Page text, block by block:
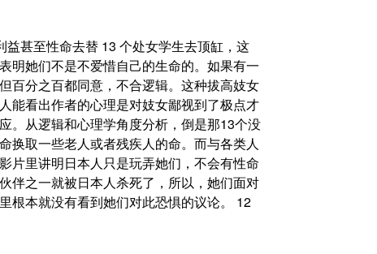
甚至性命去替 13 个处女学生去顶缸，这
明她们不是不爱惜自己的生命的。如果有一
百分之百都同意，不合逻辑。这种拔高妓女
能看出作者的心理是对妓女鄙视到了极点才
。从逻辑和心理学角度分析，倒是那13个没
换取一些老人或者残疾人的命。而与各类人
片里讲明日本人只是玩弄她们，不会有性命
伴之一就被日本人杀死了，所以，她们面对
根本就没有看到她们对此恐惧的议论。 12